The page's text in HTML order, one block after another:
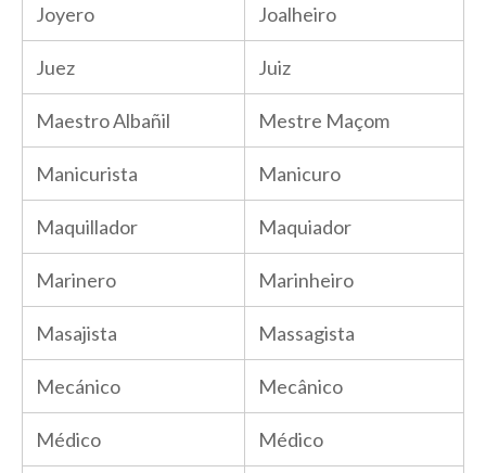
Joyero Joalheiro
Juez Juiz
Maestro Albañil Mestre Maçom
Manicurista Manicuro
Maquillador Maquiador
Marinero Marinheiro
Masajista Massagista
Mecánico Mecânico
Médico Médico